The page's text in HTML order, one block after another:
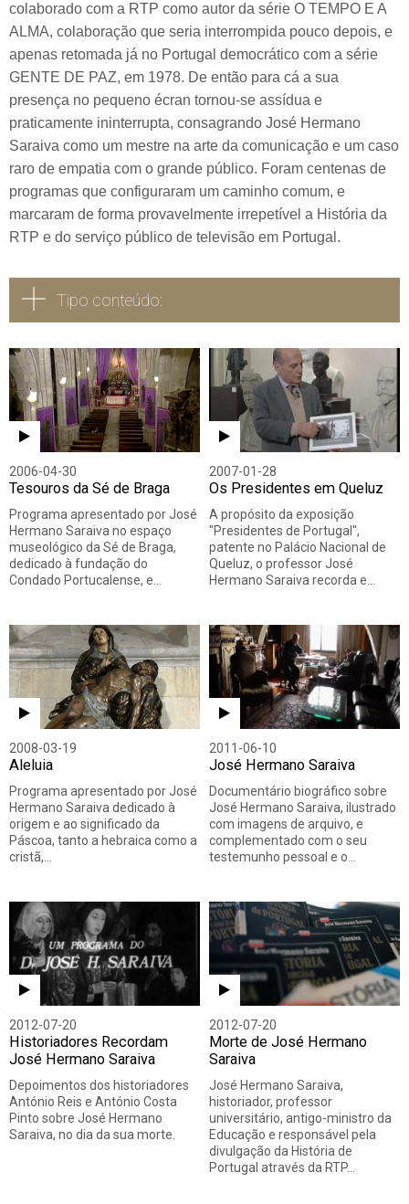
colaborado com a RTP como autor da série O TEMPO E A
ALMA, colaboração que seria interrompida pouco depois, e
apenas retomada já no Portugal democrático com a série
GENTE DE PAZ, em 1978. De então para cá a sua
presença no pequeno écran tornou-se assídua e
praticamente ininterrupta, consagrando José Hermano
Saraiva como um mestre na arte da comunicação e um caso
raro de empatia com o grande público. Foram centenas de
programas que configuraram um caminho comum, e
marcaram de forma provavelmente irrepetível a História da
RTP e do serviço público de televisão em Portugal.
Tipo conteúdo:
Todos Vídeo Áudio Fotografia
2006-04-30
Tesouros da Sé de Braga
Programa apresentado por José
Hermano Saraiva no espaço
museológico da Sé de Braga,
dedicado à fundação do
Condado Portucalense, e…
2007-01-28
Os Presidentes em Queluz
A propósito da exposição
"Presidentes de Portugal",
patente no Palácio Nacional de
Queluz, o professor José
Hermano Saraiva recorda e…
2008-03-19
Aleluia
Programa apresentado por José
Hermano Saraiva dedicado à
origem e ao significado da
Páscoa, tanto a hebraica como a
cristã,…
2011-06-10
José Hermano Saraiva
Documentário biográfico sobre
José Hermano Saraiva, ilustrado
com imagens de arquivo, e
complementado com o seu
testemunho pessoal e o…
2012-07-20
Historiadores Recordam
José Hermano Saraiva
Depoimentos dos historiadores
António Reis e António Costa
Pinto sobre José Hermano
Saraiva, no dia da sua morte.
2012-07-20
Morte de José Hermano
Saraiva
José Hermano Saraiva,
historiador, professor
universitário, antigo-ministro da
Educação e responsável pela
divulgação da História de
Portugal através da RTP…